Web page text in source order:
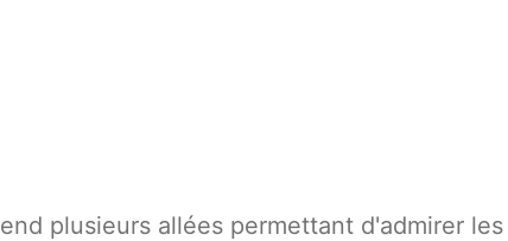
plusieurs allées permettant d'admirer